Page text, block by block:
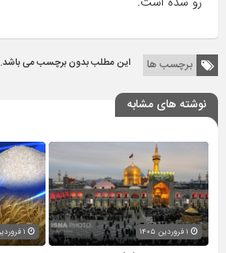
برچسب ها این مطلب بدون برچسب می باشد.
نوشته های مشابه